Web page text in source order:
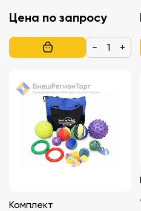
Цена по запросу
− +
Комплект